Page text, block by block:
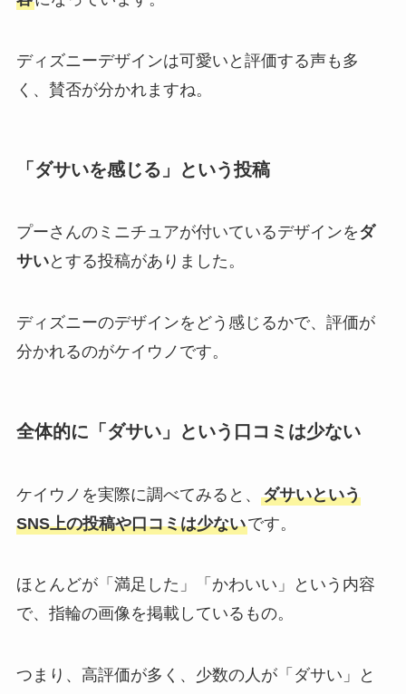
ディズニーデザインは可愛いと評価する声も多
く、賛否が分かれますね。
「ダサいを感じる」という投稿
プーさんのミニチュアが付いているデザインをダ
サいとする投稿がありました。
ディズニーのデザインをどう感じるかで、評価が
分かれるのがケイウノです。
全体的に「ダサい」という口コミは少ない
ケイウノを実際に調べてみると、 ダサいという
SNS上の投稿や口コミは少ないです。
ほとんどが「満足した」「かわいい」という内容
で、指輪の画像を掲載しているもの。
つまり、高評価が多く、少数の人が「ダサい」と